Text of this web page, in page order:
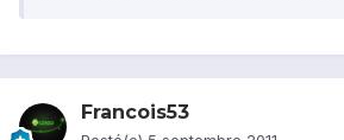
Francois53